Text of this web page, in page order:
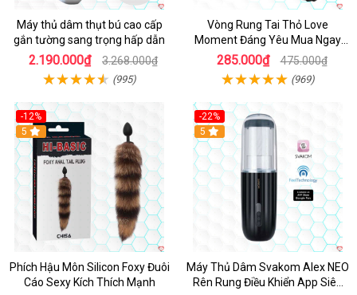
Máy thủ dâm thụt bú cao cấp
gắn tường sang trọng hấp dẫn
2.190.000₫ 3.268.000₫
(995)
Vòng Rung Tai Thỏ Love
Moment Đáng Yêu Mua Ngay
Giá Tốt
285.000₫ 475.000₫
(969)
-12%
Hot
5
Phích Hậu Môn Silicon Foxy Đuôi
Cáo Sexy Kích Thích Mạnh
-22%
5
Máy Thủ Dâm Svakom Alex NEO
Rên Rung Điều Khiển App Siêu